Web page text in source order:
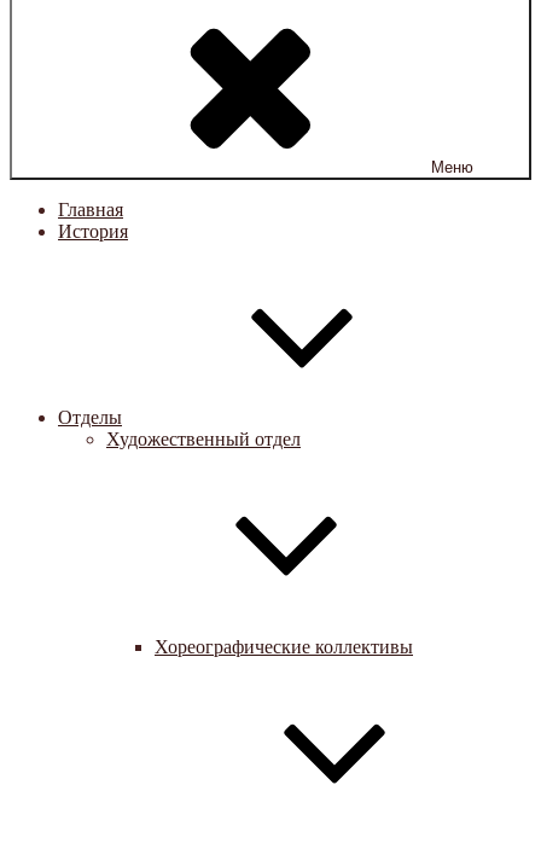
Меню
Главная
История
Отделы
Художественный отдел
Хореографические коллективы